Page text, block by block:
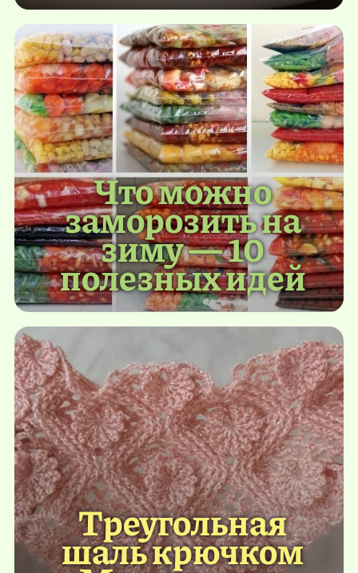
Что можно
заморозить на
зиму — 10
полезных идей
Треугольная
шаль крючком